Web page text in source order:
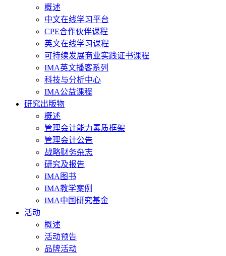
概述
中文在线学习平台
CPE合作伙伴课程
英文在线学习课程
可持续发展商业实践证书课程
IMA英文播客系列
科技与分析中心
IMA公益课程
研究出版物
概述
管理会计能力素质框架
管理会计公告
战略财务杂志
研究及报告
IMA图书
IMA教学案例
IMA中国研究基金
活动
概述
活动预告
品牌活动